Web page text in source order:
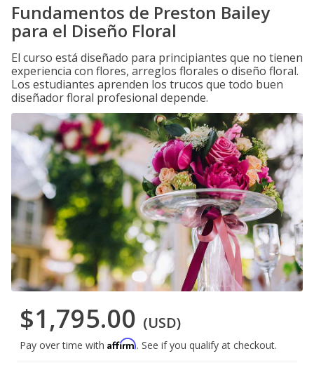
Fundamentos de Preston Bailey
para el Diseño Floral
El curso está diseñado para principiantes que no tienen
experiencia con flores, arreglos florales o diseño floral.
Los estudiantes aprenden los trucos que todo buen
diseñador floral profesional depende.
$1,795.00 (USD)
Pay over time with Affirm. See if you qualify at checkout.